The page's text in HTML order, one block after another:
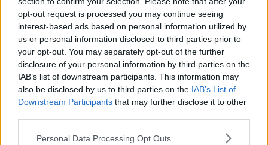
opt-out request is processed you may continue seeing
interest-based ads based on personal information utilized by
us or personal information disclosed to third parties prior to
your opt-out. You may separately opt-out of the further
disclosure of your personal information by third parties on the
IAB’s list of downstream participants. This information may
also be disclosed by us to third parties on the IAB’s List of
Downstream Participants that may further disclose it to other
Personal Data Processing Opt Outs
Pubblica Assistenza, saranno distribuite alle 126 famiglie
fucecchiesi individuate a seguito dell'avviso pubblico. Si tratta di
nuclei familiari iscritti nelle liste dei servizi sociali, che vivono in
situazioni di oggettiva fragilità socio-economica, oppure di famiglie
che hanno subito danni significativi alle proprie abitazioni a causa
degli eventi alluvionali del 2023.
“Ringrazio sentitamente la Fondazione CR Firenze, nelle figure del
presidente Bernabò Bocca e del direttore generale Gabriele Gori,